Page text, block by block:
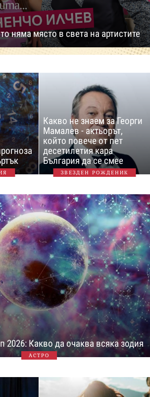
няма място в света на артистите
Какво не знаем за Георги
Мамалев - актьорът,
който повече от пет
десетилетия кара
България да се смее
ЗВЕЗДЕН РОЖДЕНИК
2026: Какво да очаква всяка зодия
АСТРО